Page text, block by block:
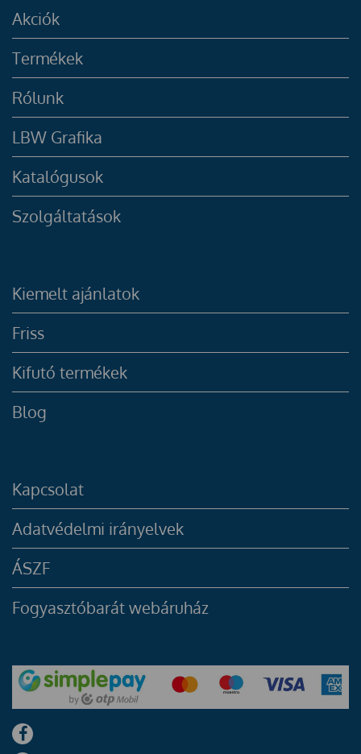
Akciók
Termékek
Rólunk
LBW Grafika
Katalógusok
Szolgáltatások
Kiemelt ajánlatok
Friss
Kifutó termékek
Blog
Kapcsolat
Adatvédelmi irányelvek
ÁSZF
Fogyasztóbarát webáruház